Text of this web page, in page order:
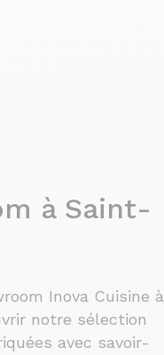
à Saint-
Inova Cuisine à
notre sélection
avec savoir-